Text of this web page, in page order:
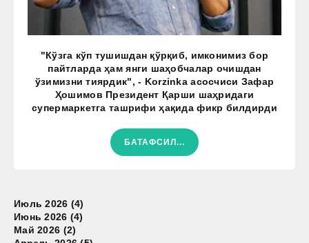
"Кўзга кўп тушишдан қўрқиб, имконимиз бор
пайтларда ҳам янги шаҳобчалар очишдан
ўзимизни тиярдик", - Korzinka асосчиси Зафар
Ҳошимов Президент Қарши шаҳридаги
супермаркетга ташрифи ҳақида фикр билдирди
БАТАФСИЛ...
Июль 2026 (4)
Июнь 2026 (4)
Май 2026 (2)